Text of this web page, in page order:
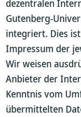
dezentralen
Gutenberg-
integriert. Dies
Impressum der
Wir weisen
Anbieter der
Kenntnis vom
übermittelten